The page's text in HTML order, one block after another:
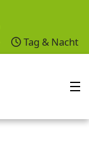
Tag & Nacht